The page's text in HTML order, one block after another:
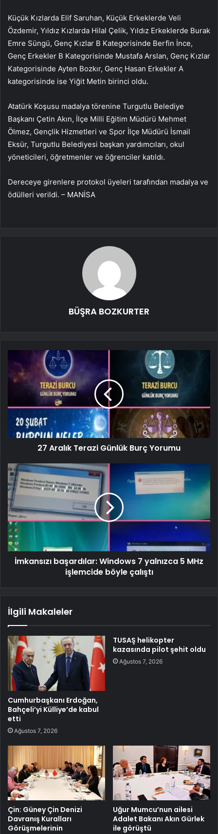
Küçük Kızlarda Elif Saruhan, Küçük Erkeklerde Veli
Özdemir, Yıldız Kızlarda Hilal Çelik, Yıldız Erkeklerde Burak
Emre Süngü, Genç Kızlar B Kategorisinde Berfin İnce,
Genç Erkekler B Kategorisinde Mustafa Arslan, Genç Kızlar
Kategorisinde Ayten Bozkır, Genç Hasan Erkekler A
kategorisinde ise Yiğit Metin birinci oldu.
Atatürk Koşusu madalya törenine Turgutlu Belediye
Başkanı Çetin Akın, İlçe Milli Eğitim Müdürü Mehmet
Ölmez, Gençlik Hizmetleri ve Spor İlçe Müdürü İsmail
Eksür, Turgutlu Belediyesi başkan yardımcıları, okul
yöneticileri, öğretmenler ve öğrenciler katıldı.
Dereceye girenlere protokol üyeleri tarafından madalya ve
ödülleri verildi. – MANİSA
BÜŞRA BOZKURTER
27 Aralık Terazi Günlük Burç Yorumu
İmkansızı başardılar: Windows 7 yalnızca 5 MHz
işlemcide böyle çalıştı
İlgili Makaleler
Cumhurbaşkanı Erdoğan,
Bahçeli’yi Külliye’de kabul
etti
Ağustos 7, 2026
TUSAŞ helikopter
kazasında pilot şehit oldu
Ağustos 7, 2026
Çin: Güney Çin Denizi
Davranış Kuralları
Görüşmelerinin
Uğur Mumcu’nun ailesi
Adalet Bakanı Akın Gürlek
ile görüştü